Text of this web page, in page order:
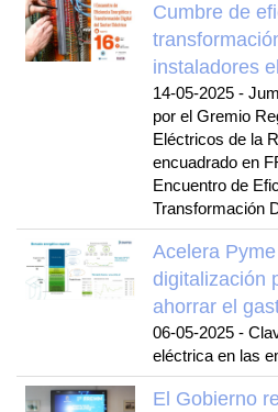
Cumbre de
instaladores
14-05-2025 -
por el Gremio
Eléctricos de la
encuadrado en
Encuentro de
Transformación
Acelera
digitalización
ahorrar el
06-05-2025 -
eléctrica en las
El Gobierno